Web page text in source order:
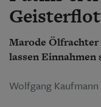
Marode Ölfrachter
lassen Einnahmen
Wolfgang Kaufmann